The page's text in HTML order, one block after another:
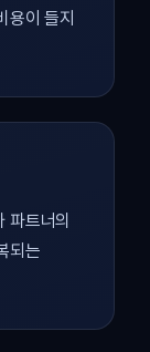
용이 들지
파트너의
되는